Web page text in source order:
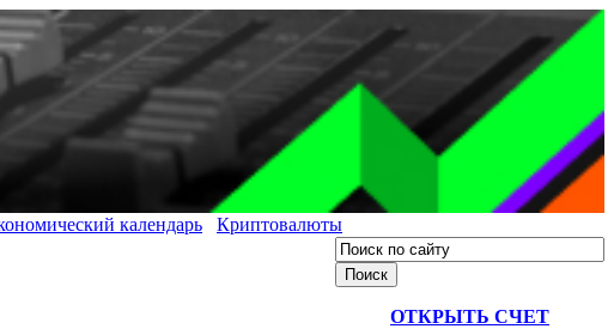
календарь Криптовалюты
ОТКРЫТЬ СЧЕТ